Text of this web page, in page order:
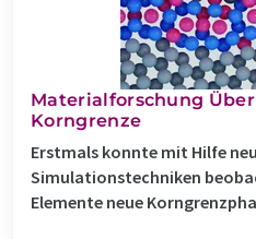
Materialforschung
Korngrenze
Erstmals konnte mit Hilfe
Simulationstechniken
Elemente neue